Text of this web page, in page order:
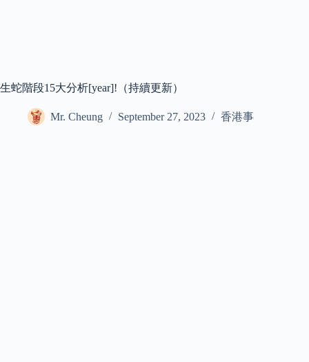
生蛇階段15大分析[year]!（持續更新）
Mr. Cheung September 27, 2023 香港事